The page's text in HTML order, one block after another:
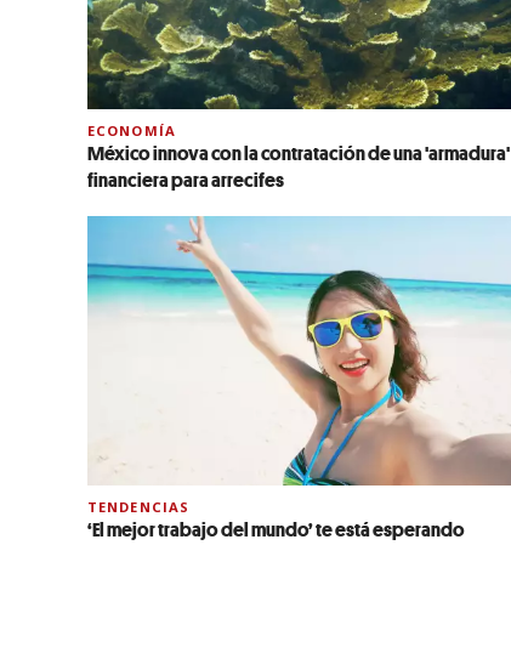
ECONOMÍA
México innova con la contratación de una 'armadura'
financiera para arrecifes
TENDENCIAS
‘El mejor trabajo del mundo’ te está esperando